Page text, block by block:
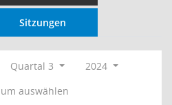
Sitzungen
Quartal 3
2024
auswählen